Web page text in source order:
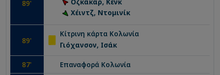
89'
Χέιντζ, Ντομινίκ
89'
Κίτρινη κάρτα Κολωνία
Γιόχανσον, Ισάκ
87' Επαναφορά Κολωνία